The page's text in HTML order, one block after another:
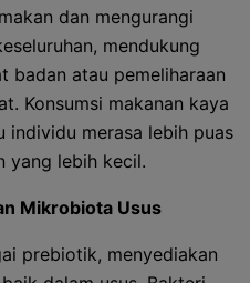
dan mengurangi
mendukung
badan atau pemeliharaan
Konsumsi makanan kaya
individu merasa lebih puas
yang lebih kecil.
Mikrobiota Usus
prebiotik, menyediakan